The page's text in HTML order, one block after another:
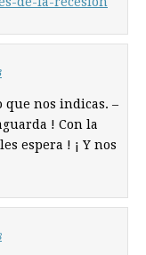
que nos indicas. –
! Con la
espera ! ¡ Y nos